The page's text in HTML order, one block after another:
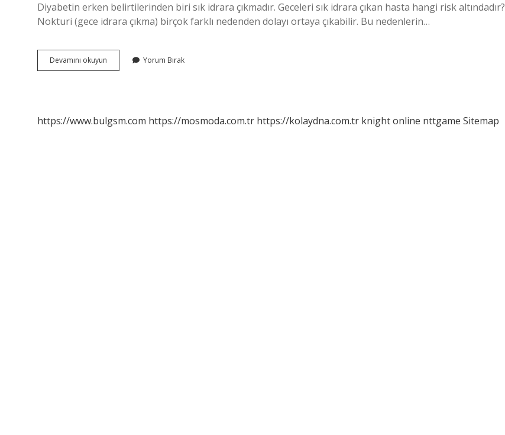
Diyabetin erken belirtilerinden biri sık idrara çıkmadır. Geceleri sık idrara çıkan hasta hangi risk altındadır?
Nokturi (gece idrara çıkma) birçok farklı nedenden dolayı ortaya çıkabilir. Bu nedenlerin…
Devamını okuyun
Hastaları
Yorum Bırak
https://www.bulgsm.com https://mosmoda.com.tr https://kolaydna.com.tr knight online nttgame Sitemap